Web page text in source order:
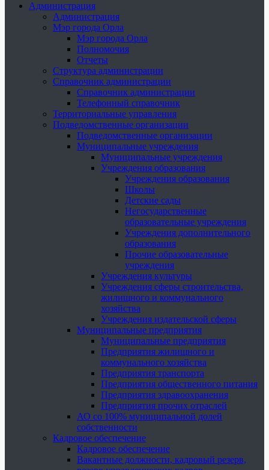
Администрация
Администрация
Мэр города Орла
Мэр города Орла
Полномочия
Отчеты
Структура администрации
Справочник администрации
Справочник администрации
Телефонный справочник
Территориальные управления
Подведомственные организации
Подведомственные организации
Муниципальные учреждения
Муниципальные учреждения
Учреждения образования
Учреждения образования
Школы
Детские сады
Негосударственные
образовательные учреждения
Учреждения дополнительного
образования
Прочие образовательные
учреждения
Учреждения культуры
Учреждения сферы строительства,
жилищного и коммунального
хозяйства
Учреждения издательской сферы
Муниципальные предприятия
Муниципальные предприятия
Предприятия жилищного и
коммунального хозяйства
Предприятия транспорта
Предприятия общественного питания
Предприятия здравоохранения
Предприятия прочих отраслей
АО со 100% муниципальной долей
собственности
Кадровое обеспечение
Кадровое обеспечение
Вакантные должности, кадровый резерв,